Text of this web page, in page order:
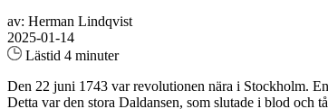
av: Herman Lindqvist
2025-01-14
Lästid 4 minuter
Den 22 juni 1743 var revolutionen nära i Stockholm.
Detta var den stora Daldansen, som slutade i blod och